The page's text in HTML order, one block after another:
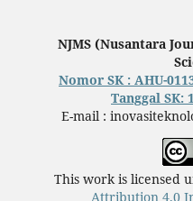
NJMS (Nusantara
Nomor SK : AHU-
Tanggal SK:
E-mail :
This work is licensed
Attribution 4.0